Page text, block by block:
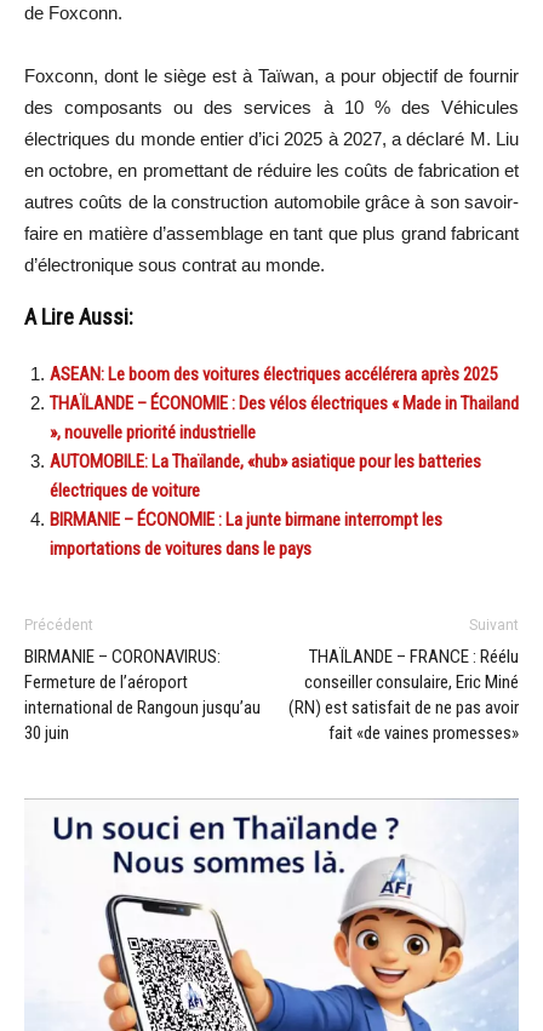
de Foxconn.
Foxconn, dont le siège est à Taïwan, a pour objectif de fournir
des composants ou des services à 10 % des Véhicules
électriques du monde entier d’ici 2025 à 2027, a déclaré M. Liu
en octobre, en promettant de réduire les coûts de fabrication et
autres coûts de la construction automobile grâce à son savoir-
faire en matière d’assemblage en tant que plus grand fabricant
d’électronique sous contrat au monde.
A Lire Aussi:
ASEAN: Le boom des voitures électriques accélérera après 2025
THAÏLANDE – ÉCONOMIE : Des vélos électriques « Made in Thailand
», nouvelle priorité industrielle
AUTOMOBILE: La Thaïlande, «hub» asiatique pour les batteries
électriques de voiture
BIRMANIE – ÉCONOMIE : La junte birmane interrompt les
importations de voitures dans le pays
Précédent
BIRMANIE – CORONAVIRUS:
Fermeture de l’aéroport
international de Rangoun jusqu’au
30 juin
Suivant
THAÏLANDE – FRANCE : Réélu
conseiller consulaire, Eric Miné
(RN) est satisfait de ne pas avoir
fait «de vaines promesses»